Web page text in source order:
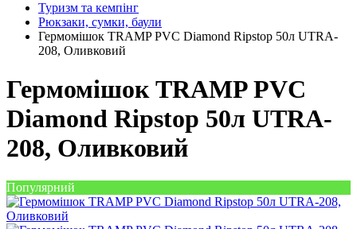
Туризм та кемпінг
Рюкзаки, сумки, баули
Гермомішок TRAMP PVC Diamond Ripstop 50л UTRA-
208, Оливковий
Гермомішок TRAMP PVC
Diamond Ripstop 50л UTRA-
208, Оливковий
Популярний